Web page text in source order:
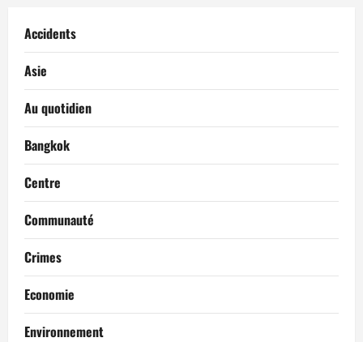
d
’
a
r
t
i
c
l
e
Accidents
Asie
Au quotidien
Bangkok
Centre
Communauté
Crimes
Economie
Environnement